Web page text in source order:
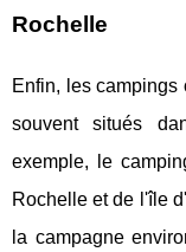
Rochelle
Enfin, les
souvent situés
exemple, le
Rochelle et de l'île
la campagne